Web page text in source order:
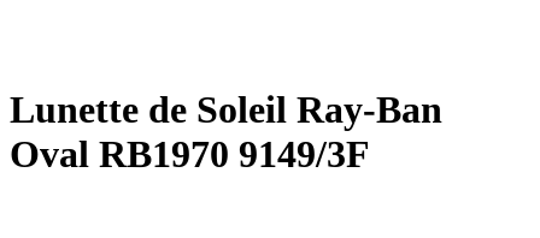
Lunette de Soleil Ray-Ban
Oval RB1970 9149/3F